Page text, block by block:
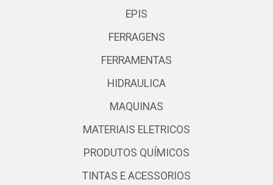
EPIS
FERRAGENS
FERRAMENTAS
HIDRAULICA
MAQUINAS
MATERIAIS ELETRICOS
PRODUTOS QUÍMICOS
TINTAS E ACESSORIOS